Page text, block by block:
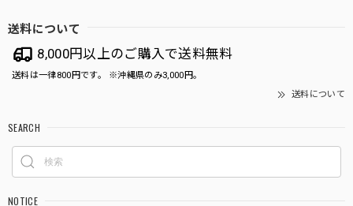
送料について
8,000円以上のご購入で送料無料
送料は一律800円です。 ※沖縄県のみ3,000円。
送料について
SEARCH
NOTICE